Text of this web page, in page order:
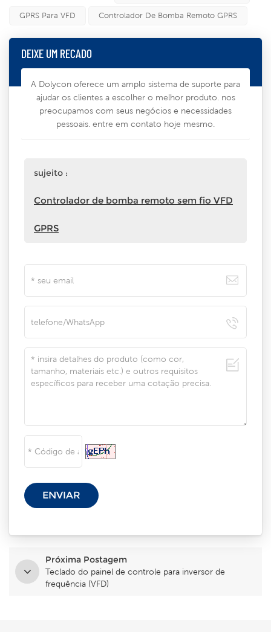
GPRS Para VFD Controlador De Bomba Remoto GPRS
DEIXE UM RECADO
A Dolycon oferece um amplo sistema de suporte para
ajudar os clientes a escolher o melhor produto. nos
preocupamos com seus negócios e necessidades
pessoais. entre em contato hoje mesmo.
sujeito :
Controlador de bomba remoto sem fio VFD
GPRS
Próxima Postagem
Teclado do painel de controle para inversor de
frequência (VFD)